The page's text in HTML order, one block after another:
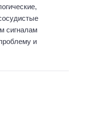
сигналам
и